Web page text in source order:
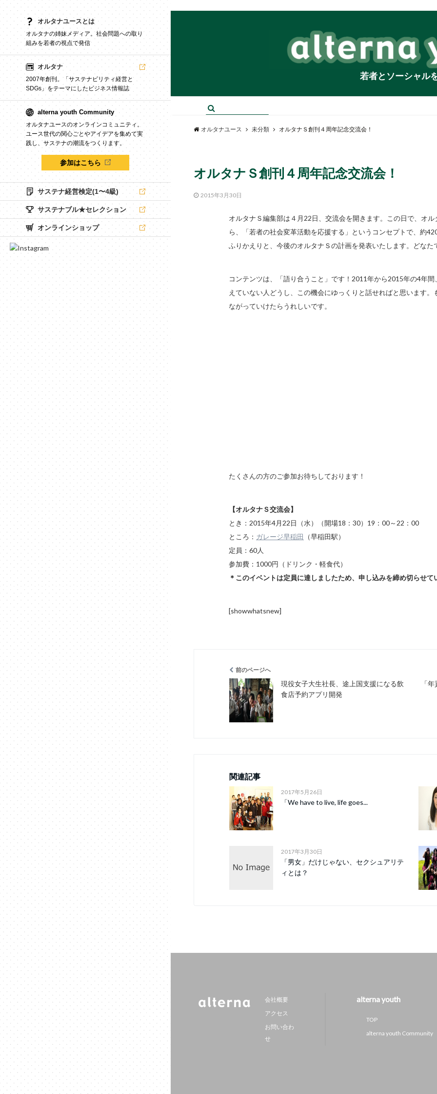
オルタナユースとは
オルタナの姉妹メディア。社会問題への取り
組みを若者の視点で発信
オルタナ
2007年創刊。「サステナビリティ経営と
SDGs」をテーマにしたビジネス情報誌
alterna youth Community
オルタナユースのオンラインコミュニティ。
ユース世代の関心ごとやアイデアを集めて実
践し、サステナの潮流をつくります。
参加はこちら
サステナ経営検定(1〜4級)
サステナブル★セレクション
オンラインショップ
若者とソーシャル
オルタナユース 未分類 オルタナＳ創刊４周年記念交流会！
オルタナＳ創刊４周年記念交流会！
2015年3月30日
オルタナＳ編集部は４月22日、交流会を開きます。この日で、オ
ら、「若者の社会変革活動を応援する」というコンセプトで、約
ふりかえりと、今後のオルタナＳの計画を発表いたします。どなた
コンテンツは、「語り合うこと」です！2011年から2015年の4年
えていない人どうし、この機会にゆっくりと話せればと思います
ながっていけたらうれしいです。
たくさんの方のご参加お待ちしております！
【オルタナＳ交流会】
とき：2015年4月22日（水）（開場18：30）19：00～22：00
ところ： ガレージ早稲田
（早稲田駅）
定員：60人
参加費：1000円（ドリンク・軽食代）
＊このイベントは定員に達しましたため、申し込みを締め切らせて
[showwhatsnew]
前のページへ
現役女子大生社長、途上国支援になる飲
食店予約アプリ開発
「
関連記事
2017年5月26日
「We have to live, life goes...
2017年3月30日
「男女」だけじゃない、セクシュアリテ
ィとは？
会社概要
アクセス
お問い合わ
せ
alterna youth
TOP
alterna youth Community